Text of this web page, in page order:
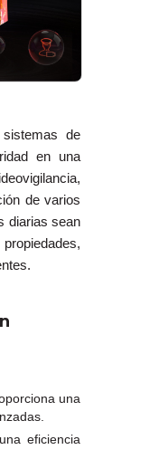
de
en una
de varios
diarias sean
una
eficiencia